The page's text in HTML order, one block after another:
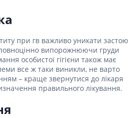
при гв важливо уникати застою
випорожнюючи груди
особистої гігієни також має
все ж таки виникли, не варто
– краще звернутися до лікаря
правильного лікування.